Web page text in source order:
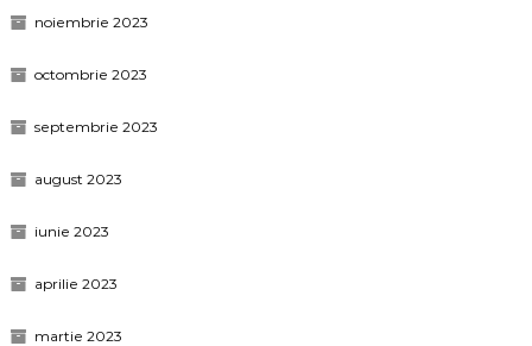
noiembrie 2023
octombrie 2023
septembrie 2023
august 2023
iunie 2023
aprilie 2023
martie 2023